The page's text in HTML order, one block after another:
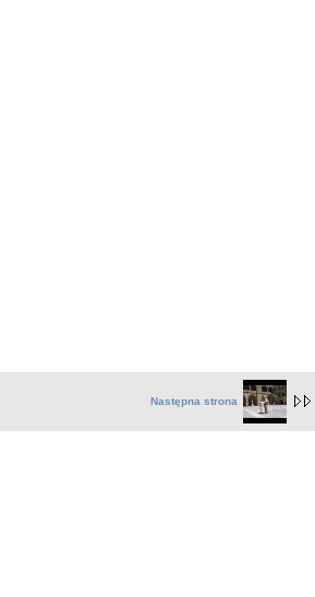
Następna strona